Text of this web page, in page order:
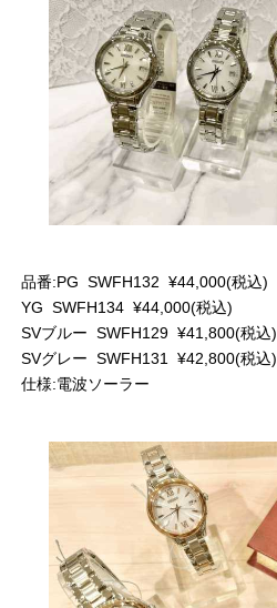
品番:PG SWFH132 ¥44,000(税込)
YG SWFH134 ¥44,000(税込)
SVブルー SWFH129 ¥41,800(税込)
SVグレー SWFH131 ¥42,800(税込)
仕様:電波ソーラー